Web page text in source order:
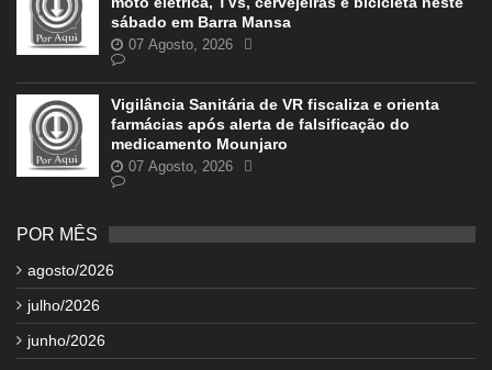
sábado em Barra Mansa
07 Agosto, 2026
Vigilância Sanitária de VR fiscaliza e orienta
farmácias após alerta de falsificação do
medicamento Mounjaro
07 Agosto, 2026
POR MÊS
agosto/2026
julho/2026
junho/2026